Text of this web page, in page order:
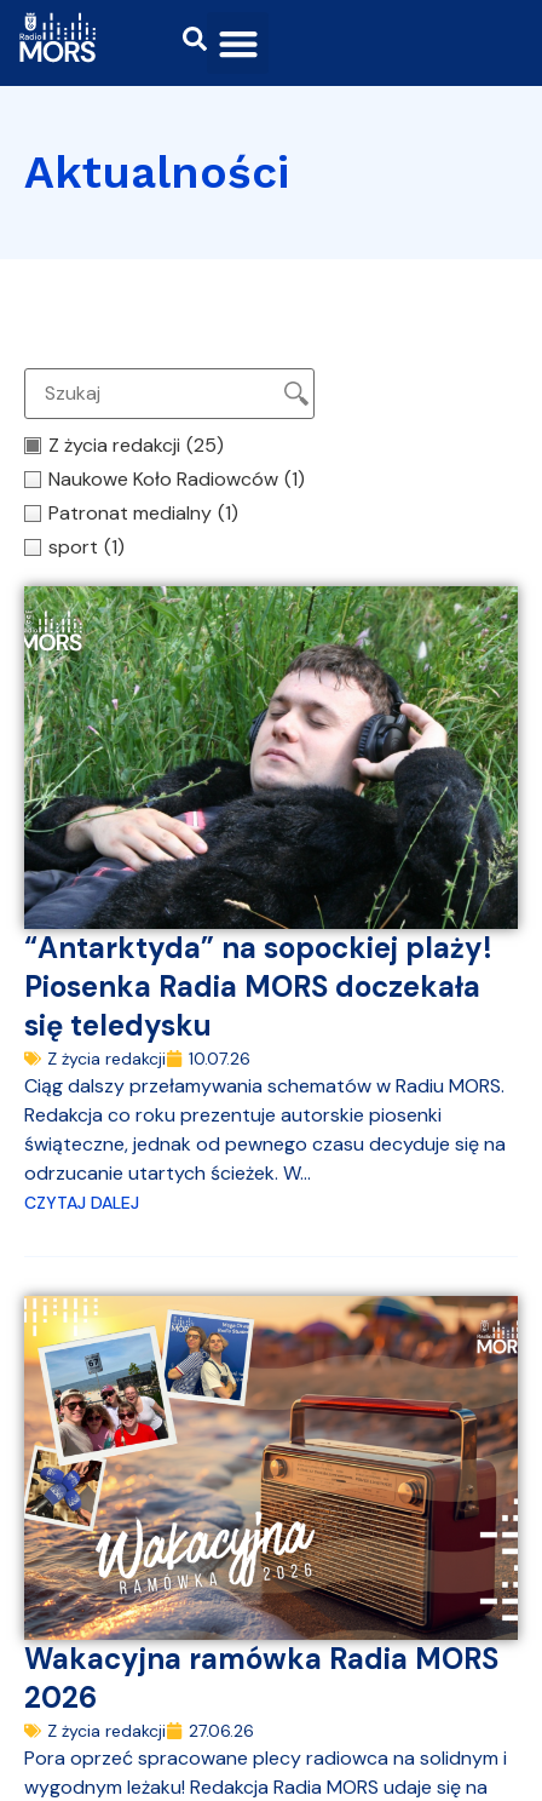
Aktualności
Z życia redakcji (25)
Naukowe Koło Radiowców (1)
Patronat medialny (1)
sport (1)
“Antarktyda” na sopockiej plaży!
Piosenka Radia MORS doczekała
się teledysku
Z życia redakcji 10.07.26
Ciąg dalszy przełamywania schematów w Radiu MORS.
Redakcja co roku prezentuje autorskie piosenki
świąteczne, jednak od pewnego czasu decyduje się na
odrzucanie utartych ścieżek. W...
CZYTAJ DALEJ
Wakacyjna ramówka Radia MORS
2026
Z życia redakcji 27.06.26
Pora oprzeć spracowane plecy radiowca na solidnym i
wygodnym leżaku! Redakcja Radia MORS udaje się na